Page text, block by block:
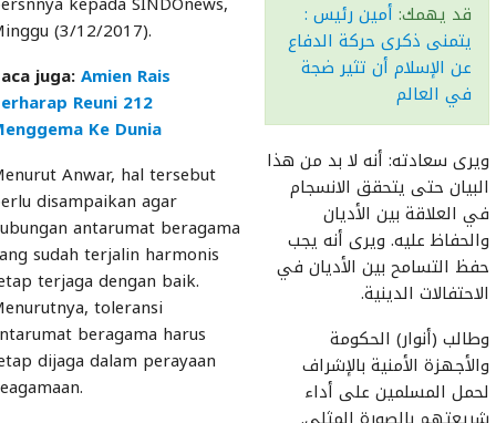
قد يهمك: أمين رئيس :
يتمنى ذكرى حركة الدفاع
عن الإسلام أن تثير ضجة
في العالم
ويرى سعادته: أنه لا بد من هذا
البيان حتى يتحقق الانسجام
في العلاقة بين الأديان
والحفاظ عليه. ويرى أنه يجب
حفظ التسامح بين الأديان في
الاحتفالات الدينية.
وطالب (أنوار) الحكومة
والأجهزة الأمنية بالإشراف
لحمل المسلمين على أداء
(3/12/2017).
juga:Amien Rais
Reuni 212
Ke Dunia
Anwar, hal tersebut
disampaikan agar
antarumat beragama
sudah terjalin harmonis
terjaga dengan baik.
toleransi
beragama harus
dijaga dalam perayaan